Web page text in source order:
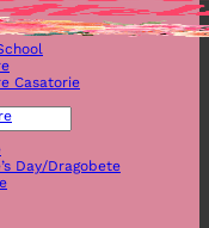
Casatorie
Day/Dragobete